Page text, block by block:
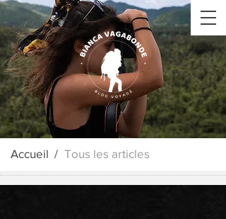
Tous les articles
Accueil /